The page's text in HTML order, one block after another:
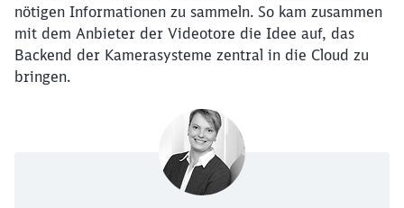
nötigen Informationen zu sammeln. So kam zusammen
mit dem Anbieter der Videotore die Idee auf, das
Backend der Kamerasysteme zentral in die Cloud zu
bringen.